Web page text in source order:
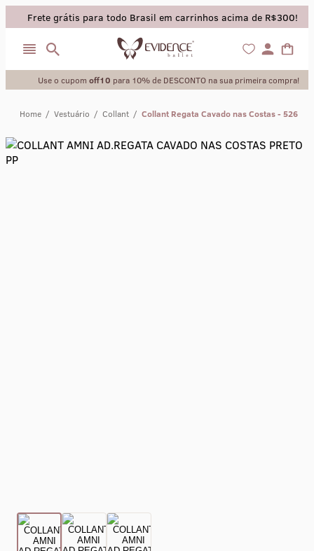
Frete grátis para todo Brasil em carrinhos acima de R$300!
Use o cupom off10 para 10% de DESCONTO na sua primeira compra!
Home / Vestuário / Collant / Collant Regata Cavado nas Costas - 526